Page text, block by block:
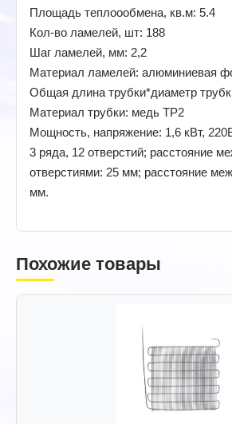
Площадь теплоообмена, кв.м: 5.4
Кол-во ламелей, шт: 188
Шаг ламелей, мм: 2,2
Материал ламелей: алюминиевая
Общая длина трубки*диаметр
Материал трубки: медь ТР2
Мощность, напряжение: 1,6 кВт,
3 ряда, 12 отверстий; расстояние
отверстиями: 25 мм; расстояние
мм.
Похожие товары